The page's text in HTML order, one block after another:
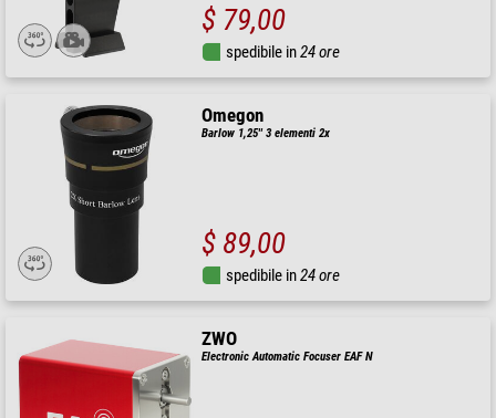
$ 79,00
spedibile in24 ore
Omegon
Barlow 1,25'' 3 elementi 2x
$ 89,00
spedibile in24 ore
ZWO
Electronic Automatic Focuser EAF N